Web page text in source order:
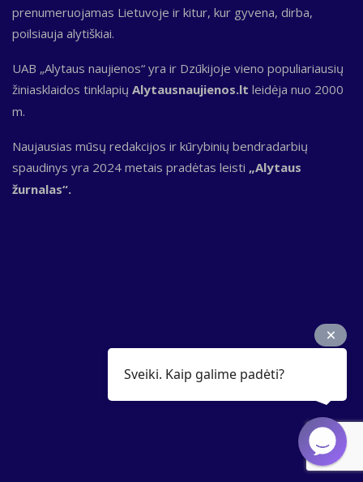
prenumeruojamas Lietuvoje ir kitur, kur gyvena, dirba,
poilsiauja alytiškiai.
UAB „Alytaus naujienos“ yra ir Dzūkijoje vieno populiariausių
žiniasklaidos tinklapių Alytausnaujienos.lt leidėja nuo 2000
m.
Naujausias mūsų redakcijos ir kūrybinių bendradarbių
spaudinys yra 2024 metais pradėtas leisti „Alytaus
žurnalas“.
Sveiki. Kaip galime padėti?